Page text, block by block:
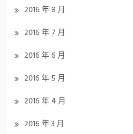
2016 年 8 月
2016 年 7 月
2016 年 6 月
2016 年 5 月
2016 年 4 月
2016 年 3 月